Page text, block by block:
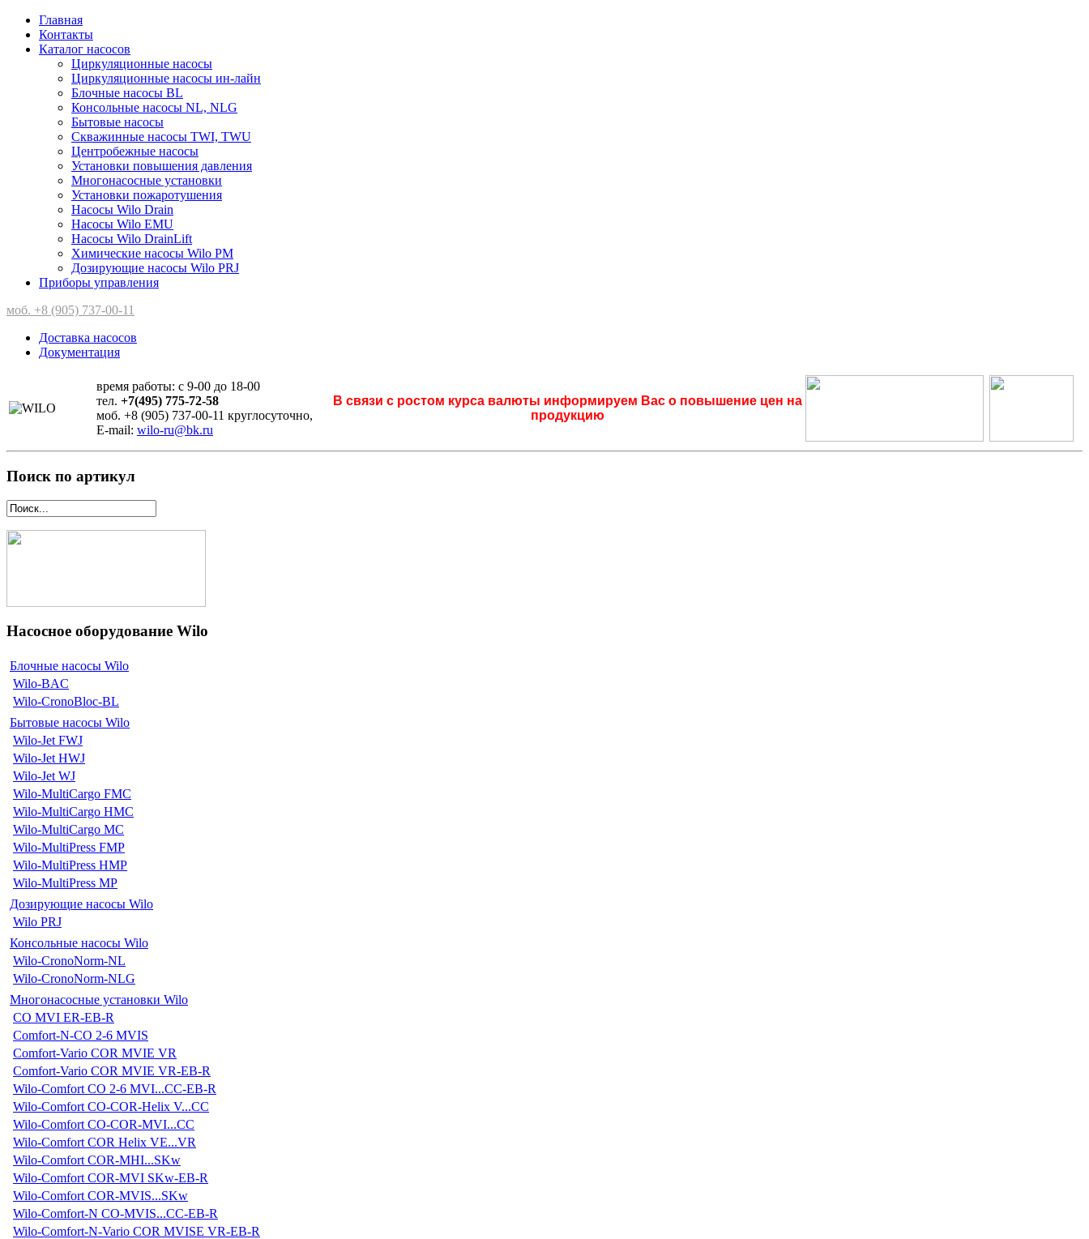
Главная
Контакты
Каталог насосов
Циркуляционные насосы
Циркуляционные насосы ин-лайн
Блочные насосы BL
Консольные насосы NL, NLG
Бытовые насосы
Скважинные насосы TWI, TWU
Центробежные насосы
Установки повышения давления
Многонасосные установки
Установки пожаротушения
Насосы Wilo Drain
Насосы Wilo EMU
Насосы Wilo DrainLift
Химические насосы Wilo PM
Дозирующие насосы Wilo PRJ
Приборы управления
моб. +8 (905) 737-00-11
Доставка насосов
Документация
время работы: с 9-00 до 18-00
тел. +7(495) 775-72-58
моб. +8 (905) 737-00-11 круглосуточно,
E-mail: wilo-ru@bk.ru
В связи с ростом курса валюты информируем Вас о повышение цен на
продукцию
Поиск по артикул
Насосное оборудование Wilo
Блочные насосы Wilo
Wilo-BAC
Wilo-CronoBloc-BL
Бытовые насосы Wilo
Wilo-Jet FWJ
Wilo-Jet HWJ
Wilo-Jet WJ
Wilo-MultiCargo FMC
Wilo-MultiCargo HMC
Wilo-MultiCargo MC
Wilo-MultiPress FMP
Wilo-MultiPress HMP
Wilo-MultiPress MP
Дозирующие насосы Wilo
Wilo PRJ
Консольные насосы Wilo
Wilo-CronoNorm-NL
Wilo-CronoNorm-NLG
Многонасосные установки Wilo
CO MVI ER-EB-R
Comfort-N-CO 2-6 MVIS
Comfort-Vario COR MVIE VR
Comfort-Vario COR MVIE VR-EB-R
Wilo-Comfort CO 2-6 MVI...CC-EB-R
Wilo-Comfort CO-COR-Helix V...CC
Wilo-Comfort CO-COR-MVI...CC
Wilo-Comfort COR Helix VE...VR
Wilo-Comfort COR-MHI...SKw
Wilo-Comfort COR-MVI SKw-EB-R
Wilo-Comfort COR-MVIS...SKw
Wilo-Comfort-N CO-MVIS...CC-EB-R
Wilo-Comfort-N-Vario COR MVISE VR-EB-R